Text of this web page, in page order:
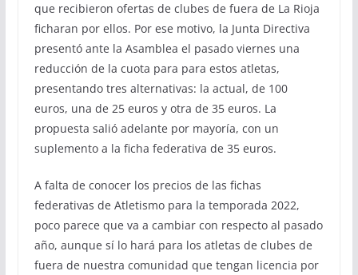
que recibieron ofertas de clubes de fuera de La Rioja
ficharan por ellos. Por ese motivo, la Junta Directiva
presentó ante la Asamblea el pasado viernes una
reducción de la cuota para para estos atletas,
presentando tres alternativas: la actual, de 100
euros, una de 25 euros y otra de 35 euros. La
propuesta salió adelante por mayoría, con un
suplemento a la ficha federativa de 35 euros.
A falta de conocer los precios de las fichas
federativas de Atletismo para la temporada 2022,
poco parece que va a cambiar con respecto al pasado
año, aunque sí lo hará para los atletas de clubes de
fuera de nuestra comunidad que tengan licencia por